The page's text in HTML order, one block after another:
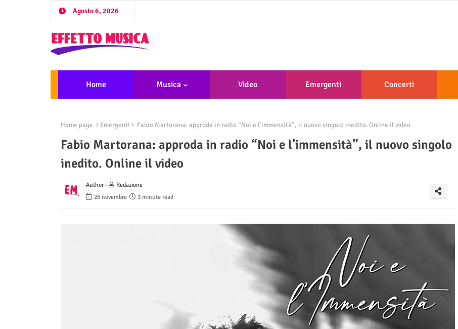
Agosto 6, 2026
Home Musica Video Emergenti Concerti
Home page Emergenti Fabio Martorana: approda in radio “Noi e l’immensità”, il nuovo singolo inedito. Online il video
Fabio Martorana: approda in radio “Noi e l’immensità”, il nuovo singolo
inedito. Online il video
Author -
Redazione
26 novembre
3 minute read